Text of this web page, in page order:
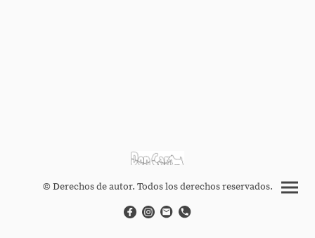
© Derechos de autor. Todos los derechos reservados.